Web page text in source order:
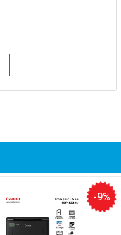
-9%